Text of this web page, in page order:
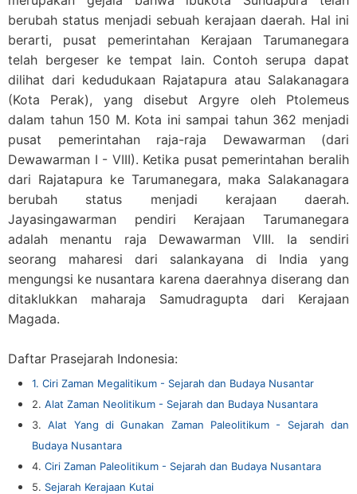
berubah status menjadi sebuah kerajaan daerah. Hal ini
berarti, pusat pemerintahan Kerajaan Tarumanegara
telah bergeser ke tempat lain. Contoh serupa dapat
dilihat dari kedudukaan Rajatapura atau Salakanagara
(Kota Perak), yang disebut Argyre oleh Ptolemeus
dalam tahun 150 M. Kota ini sampai tahun 362 menjadi
pusat pemerintahan raja-raja Dewawarman (dari
Dewawarman I - VIII). Ketika pusat pemerintahan beralih
dari Rajatapura ke Tarumanegara, maka Salakanagara
berubah status menjadi kerajaan daerah.
Jayasingawarman pendiri Kerajaan Tarumanegara
adalah menantu raja Dewawarman VIII. Ia sendiri
seorang maharesi dari salankayana di India yang
mengungsi ke nusantara karena daerahnya diserang dan
ditaklukkan maharaja Samudragupta dari Kerajaan
Magada.
Daftar Prasejarah Indonesia:
1. Ciri Zaman Megalitikum - Sejarah dan Budaya Nusantar
2. Alat Zaman Neolitikum - Sejarah dan Budaya Nusantara
3.Alat Yang di Gunakan Zaman Paleolitikum - Sejarah dan
Budaya Nusantara
4. Ciri Zaman Paleolitikum - Sejarah dan Budaya Nusantara
5. Sejarah Kerajaan Kutai